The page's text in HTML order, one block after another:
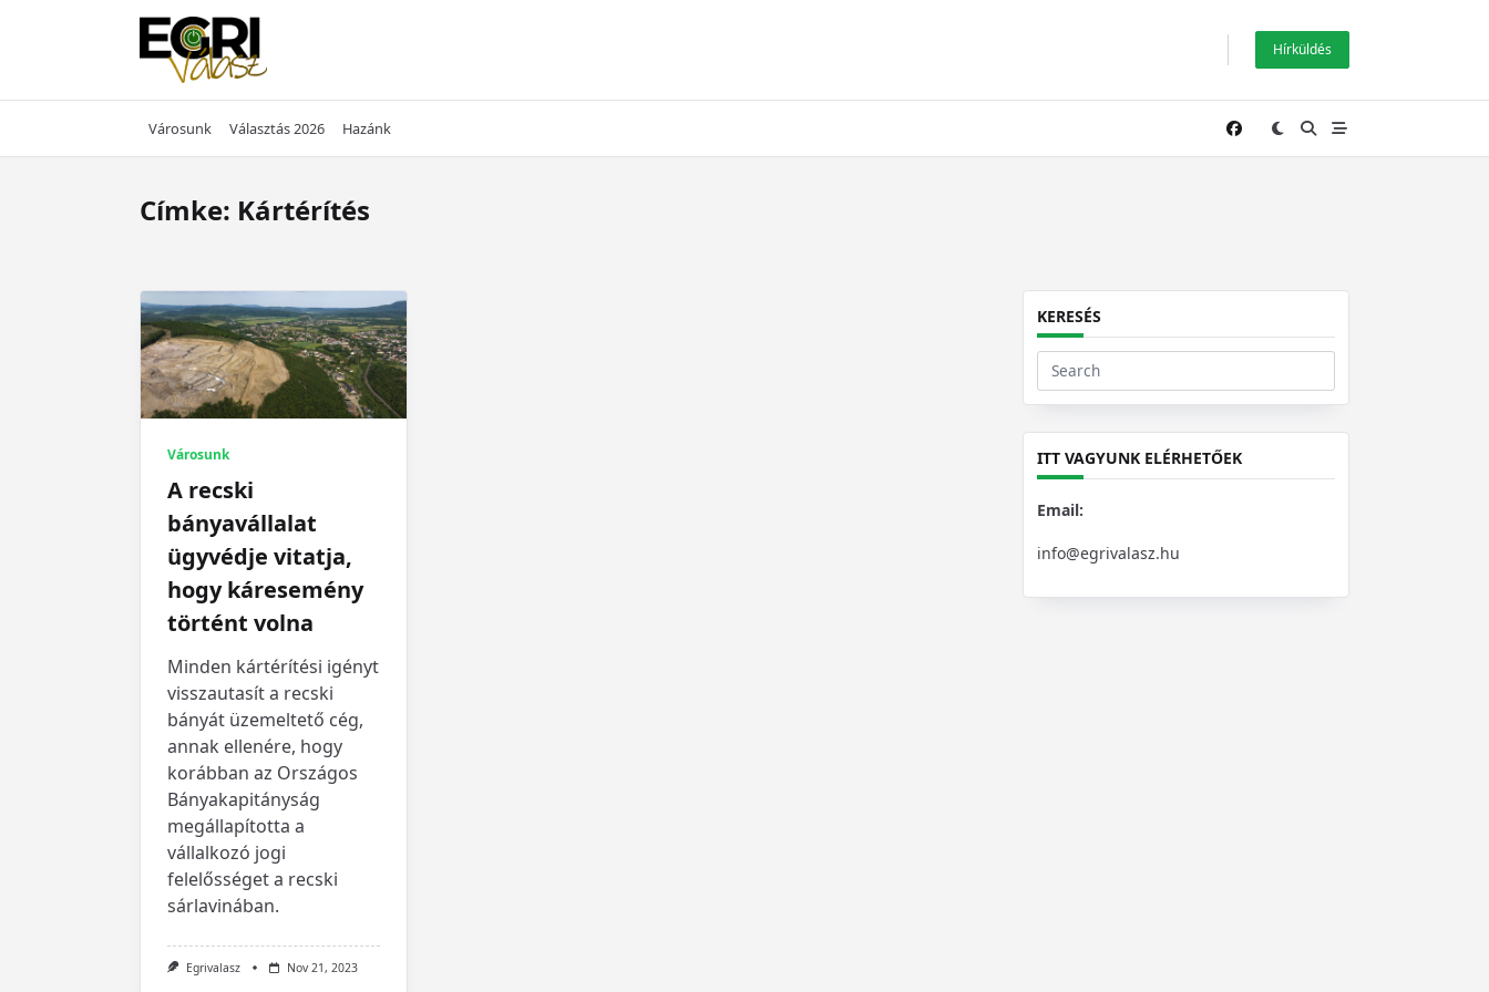
Hírküldés
Városunk Választás 2026 Hazánk
Címke: Kártérítés
Városunk
A recski
bányavállalat
ügyvédje vitatja,
hogy káresemény
történt volna
Minden kártérítési igényt
visszautasít a recski
bányát üzemeltető cég,
annak ellenére, hogy
korábban az Országos
Bányakapitányság
megállapította a
vállalkozó jogi
felelősséget a recski
sárlavinában.
Egrivalasz Nov 21, 2023
KERESÉS
Search
for:
ITT VAGYUNK ELÉRHETŐEK
Email:
info@egrivalasz.hu